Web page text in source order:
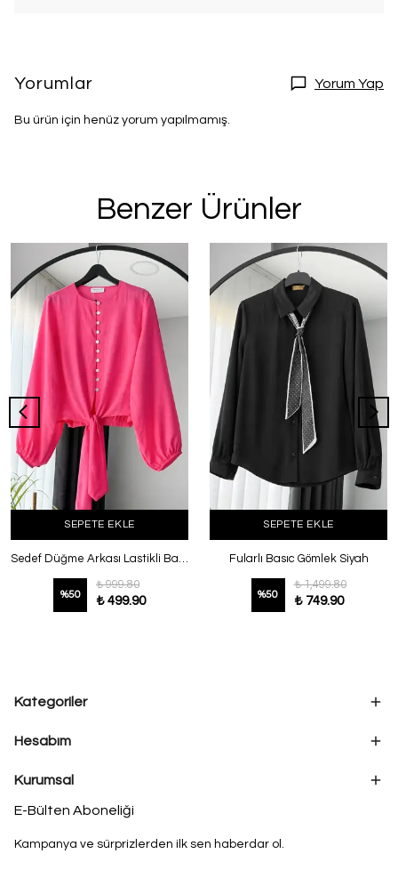
Yorumlar Yorum Yap
Bu ürün için henüz yorum yapılmamış.
Benzer Ürünler
SEPETE EKLE
Sedef Düğme Arkası Lastikli Bağlamalı Modal Gömlek Fuşya
%50
₺ 999.80
₺ 499.90
SEPETE EKLE
Fularlı Basıc Gömlek Siyah
%50
₺ 1,499.80
₺ 749.90
Kategoriler
Hesabım
Kurumsal
E-Bülten Aboneliği
Kampanya ve sürprizlerden ilk sen haberdar ol.